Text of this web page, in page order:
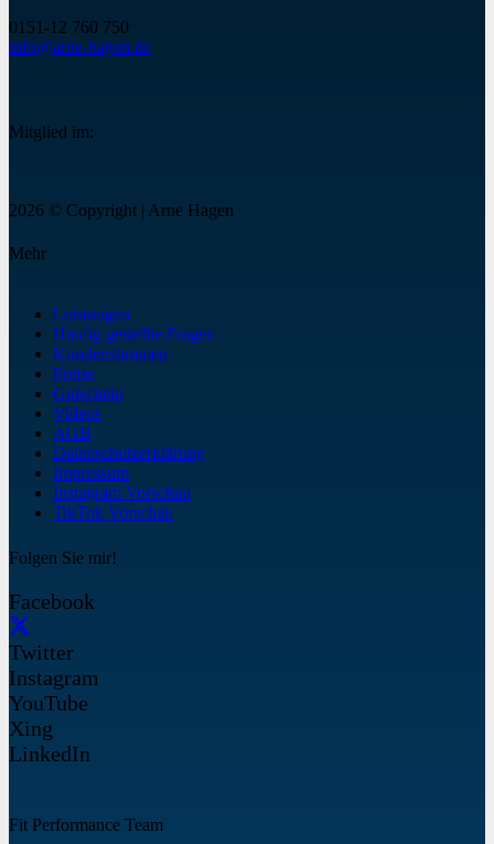
0151-12 760 750
info@arne-hagen.de
Mitglied im:
2026 © Copyright | Arne Hagen
Mehr
Leistungen
Häufig gestellte Fragen
Kundenstimmen
Preise
Gutschein
Videos
AGB
Datenschutzerklärung
Impressum
Instagram Vorschau
TikTok Vorschau
Folgen Sie mir!
Facebook
Twitter
Instagram
YouTube
Xing
LinkedIn
Fit Performance Team